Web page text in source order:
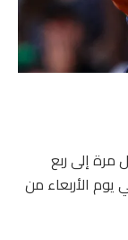
مرة إلى ربع
يوم الأربعاء من